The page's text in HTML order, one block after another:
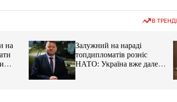
В ТРЕНДІ
Залужний на нараді
топдипломатів розніс
НАТО: Україна вже далеко
попереду